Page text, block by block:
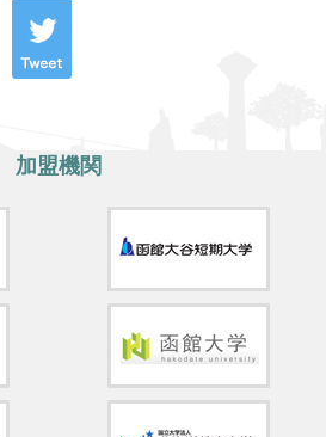
加盟機関